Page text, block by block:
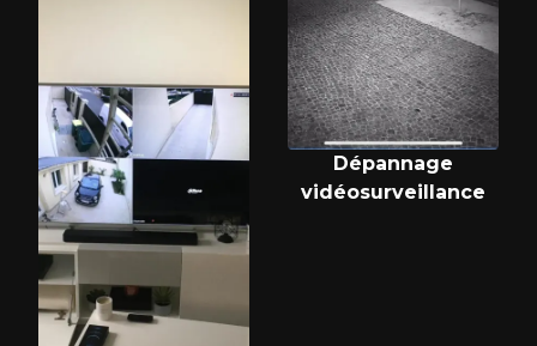
Dépannage
vidéosurveillance